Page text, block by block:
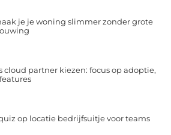
je je woning slimmer zonder grote
cloud partner kiezen: focus op adoptie,
op locatie bedrijfsuitje voor teams